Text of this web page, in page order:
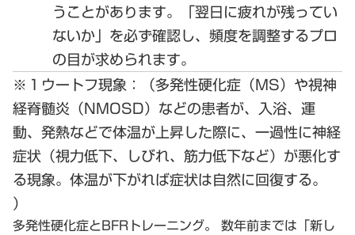
うことがあります。「翌日に疲れが残ってい
ないか」を必ず確認し、頻度を調整するプロ
の目が求められます。
※１ウートフ現象：（多発性硬化症（MS）や視神
経脊髄炎（NMOSD）などの患者が、入浴、運
動、発熱などで体温が上昇した際に、一過性に神経
症状（視力低下、しびれ、筋力低下など）が悪化す
る現象。体温が下がれば症状は自然に回復する。
）
多発性硬化症とBFRトレーニング。 数年前までは「新し